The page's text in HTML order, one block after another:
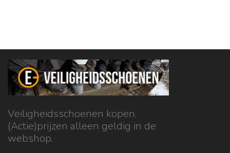
Veiligheidsschoenen kopen.
(Actie)prijzen alleen geldig in de
webshop.